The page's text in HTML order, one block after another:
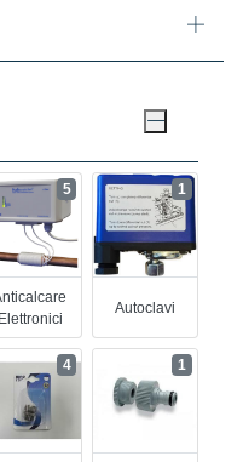
Elettronici
5
Autoclavi
1
4 1